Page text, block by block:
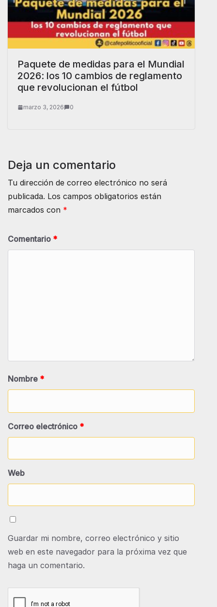
Paquete de medidas para el Mundial
2026: los 10 cambios de reglamento
que revolucionan el fútbol
marzo 3, 2026 0
Deja un comentario
Tu dirección de correo electrónico no será
publicada. Los campos obligatorios están
marcados con *
Comentario *
Nombre *
Correo electrónico *
Web
Guardar mi nombre, correo electrónico y sitio
web en este navegador para la próxima vez que
haga un comentario.